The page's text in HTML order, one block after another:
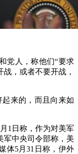
人，称他们“要求
，或者不要开战，
来的，而且向来如
1日称，作为对美军
军中央司令部称，美
体5月31日称，伊外